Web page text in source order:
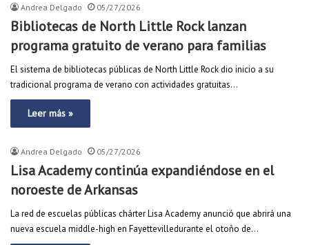
Andrea Delgado 05/27/2026
Bibliotecas de North Little Rock lanzan
programa gratuito de verano para familias
El sistema de bibliotecas públicas de North Little Rock dio inicio a su
tradicional programa de verano con actividades gratuitas…
Leer más »
Andrea Delgado 05/27/2026
Lisa Academy continúa expandiéndose en el
noroeste de Arkansas
La red de escuelas públicas chárter Lisa Academy anunció que abrirá una
nueva escuela middle-high en Fayettevilledurante el otoño de…